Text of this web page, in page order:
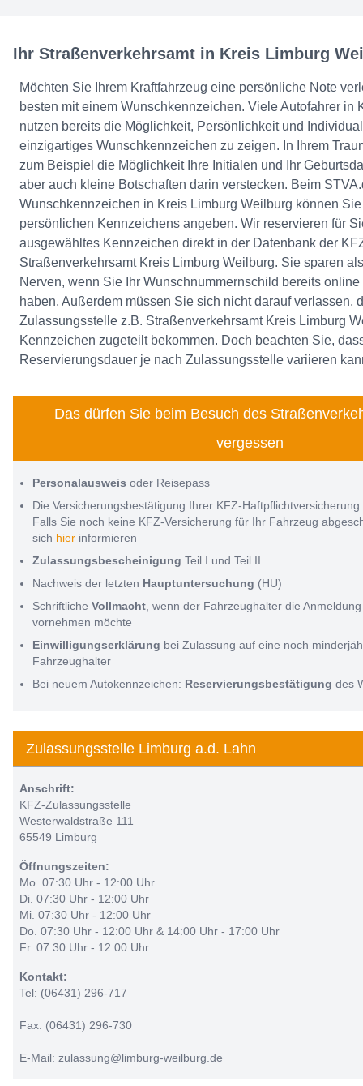
Ihr Straßenverkehrsamt in Kreis Limburg
Möchten Sie Ihrem Kraftfahrzeug eine persönliche Note
besten mit einem Wunschkennzeichen. Viele Autofahrer in
nutzen bereits die Möglichkeit, Persönlichkeit und
einzigartiges Wunschkennzeichen zu zeigen. In Ihrem
zum Beispiel die Möglichkeit Ihre Initialen und Ihr
aber auch kleine Botschaften darin verstecken. Beim
Wunschkennzeichen in Kreis Limburg Weilburg können
persönlichen Kennzeichens angeben. Wir reservieren für
ausgewähltes Kennzeichen direkt in der Datenbank der
Straßenverkehrsamt Kreis Limburg Weilburg. Sie sparen
Nerven, wenn Sie Ihr Wunschnummernschild bereits
haben. Außerdem müssen Sie sich nicht darauf verlassen,
Zulassungsstelle z.B. Straßenverkehrsamt Kreis Limburg
Kennzeichen zugeteilt bekommen. Doch beachten Sie,
Reservierungsdauer je nach Zulassungsstelle variieren
Das dürfen Sie beim Besuch des
vergessen
Personalausweis oder Reisepass
Die Versicherungsbestätigung Ihrer KFZ-
Falls Sie noch keine KFZ-Versicherung für Ihr Fahrzeug
sich hier informieren
Zulassungsbescheinigung Teil I und Teil II
Nachweis der letzten Hauptuntersuchung (HU)
Schriftliche Vollmacht , wenn der Fahrzeughalter die
vornehmen möchte
Einwilligungserklärung bei Zulassung auf eine noch
Fahrzeughalter
Bei neuem Autokennzeichen: Reservierungsbestätigung des
Zulassungsstelle Limburg a.d. Lahn
Anschrift:
KFZ-Zulassungsstelle
Westerwaldstraße 111
65549 Limburg
Öffnungszeiten:
Mo. 07:30 Uhr - 12:00 Uhr
Di. 07:30 Uhr - 12:00 Uhr
Mi. 07:30 Uhr - 12:00 Uhr
Do. 07:30 Uhr - 12:00 Uhr & 14:00 Uhr - 17:00 Uhr
Fr. 07:30 Uhr - 12:00 Uhr
Kontakt:
Tel: (06431) 296-717
Fax: (06431) 296-730
E-Mail: zulassung@limburg-weilburg.de